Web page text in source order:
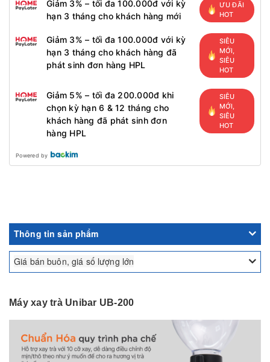
Giảm 3% – tối đa 100.000đ với kỳ
hạn 3 tháng cho khách hàng mới
ƯU ĐÃI
HOT
Giảm 3% – tối đa 100.000đ với kỳ
hạn 3 tháng cho khách hàng đã
phát sinh đơn hàng HPL
SIÊU
MỚI,
SIÊU
HOT
Giảm 5% – tối đa 200.000đ khi
chọn kỳ hạn 6 & 12 tháng cho
khách hàng đã phát sinh đơn
hàng HPL
SIÊU
MỚI,
SIÊU
HOT
Powered by
Thông tin sản phẩm
Giá bán buôn, giá số lượng lớn
Máy xay trà Unibar UB-200